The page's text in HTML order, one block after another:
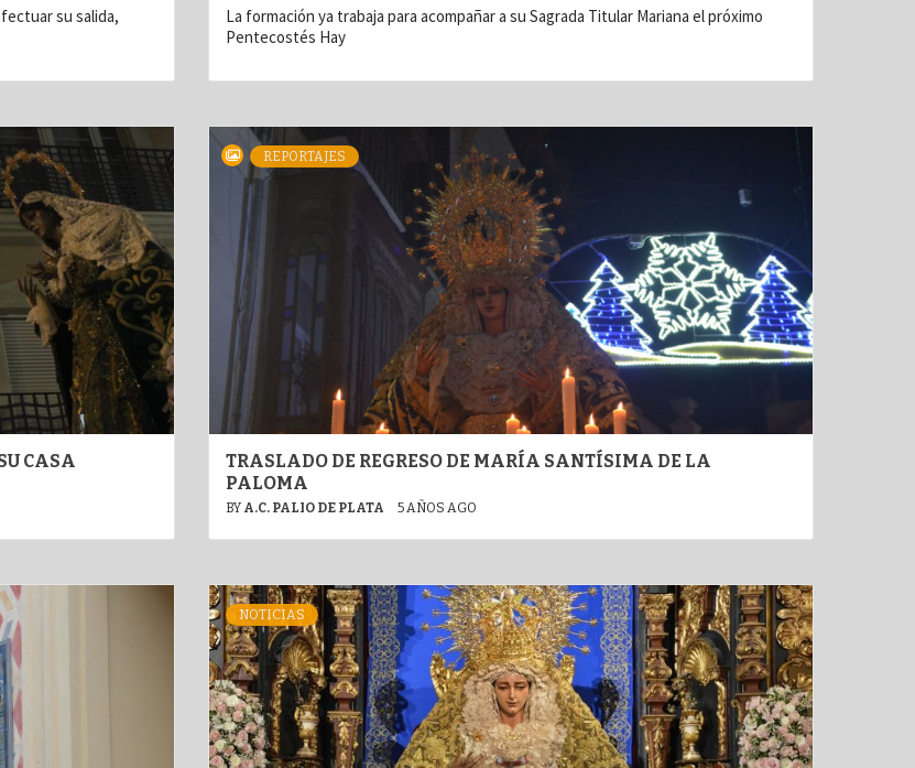
su salida,
La formación ya trabaja para acompañar a su Sagrada Titular Mariana el próximo
Pentecostés Hay
CASA
REPORTAJES
TRASLADO DE REGRESO DE MARÍA SANTÍSIMA DE LA
PALOMA
BY A.C. PALIO DE PLATA 5 AÑOS AGO
NOTICIAS